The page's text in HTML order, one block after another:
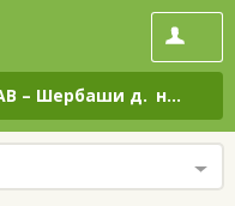
– Шербаши д. на все дни